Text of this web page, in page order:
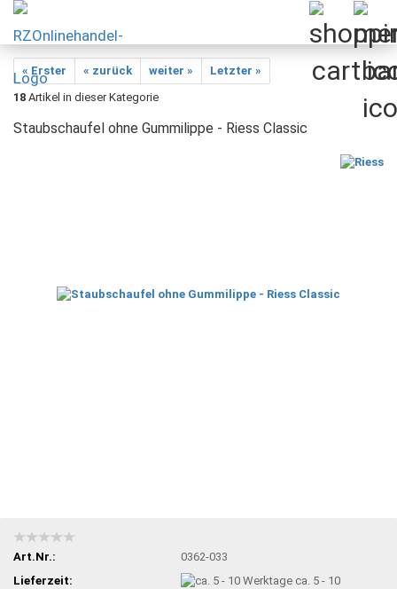
« Erster « zurück weiter »
Letzter »
18 Artikel in dieser Kategorie
Staubschaufel ohne Gummilippe - Riess Classic
Art.Nr.:
0362-033
Lieferzeit:
ca. 5 - 10